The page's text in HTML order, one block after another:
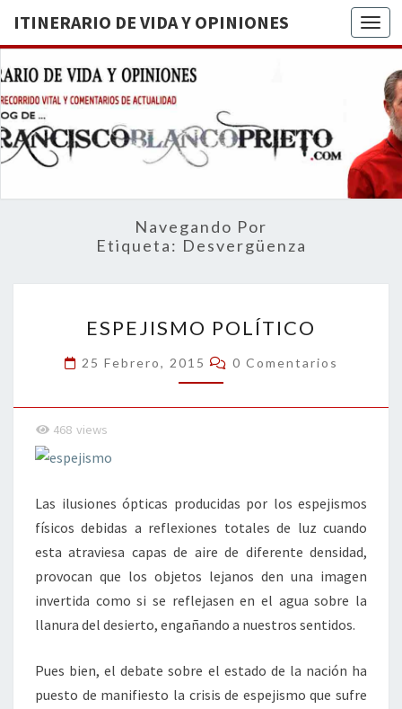
ITINERARIO DE VIDA Y OPINIONES
DE
BREVE
RECORRIDO
VITAL Y
ACTUALIDAD
Navegando Por
Etiqueta: Desvergüenza
POLÍTICO
ESPEJISMO POLÍTICO
25 Febrero, 2015 Comentarios
0 Comentarios
468 views
Las ilusiones ópticas producidas por los espejismos
físicos debidas a reflexiones totales de luz cuando
esta atraviesa capas de aire de diferente densidad,
provocan que los objetos lejanos den una imagen
invertida como si se reflejasen en el agua sobre la
llanura del desierto, engañando a nuestros sentidos.
Pues bien, el debate sobre el estado de la nación ha
puesto de manifiesto la crisis de espejismo que sufre